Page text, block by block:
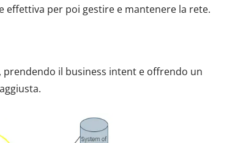
per poi gestire e mantenere la rete.
prendendo il business intent e offrendo un